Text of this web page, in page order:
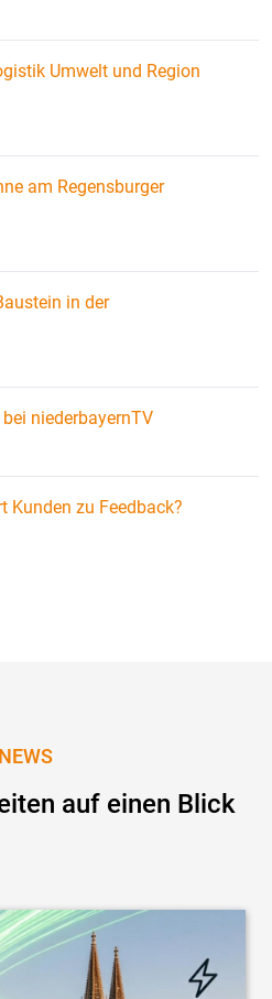
Umwelt und Region
am Regensburger
in der
niederbayernTV
Kunden zu Feedback?
NEWS
auf einen Blick